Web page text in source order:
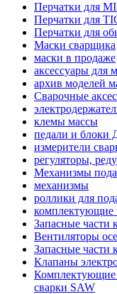
Перчатки для
Перчатки для
Перчатки для
Маски сварщика
маски в продаже
аксессуары для
архив моделей
Сварочные
клемы массы
педали и блоки
измерители
регуляторы,
Механизмы
механизмы
роллики для
комплектующие
Запасные части
Вентиляторы
Запасные части
Клапаны
Комплектующие
сварки SAW